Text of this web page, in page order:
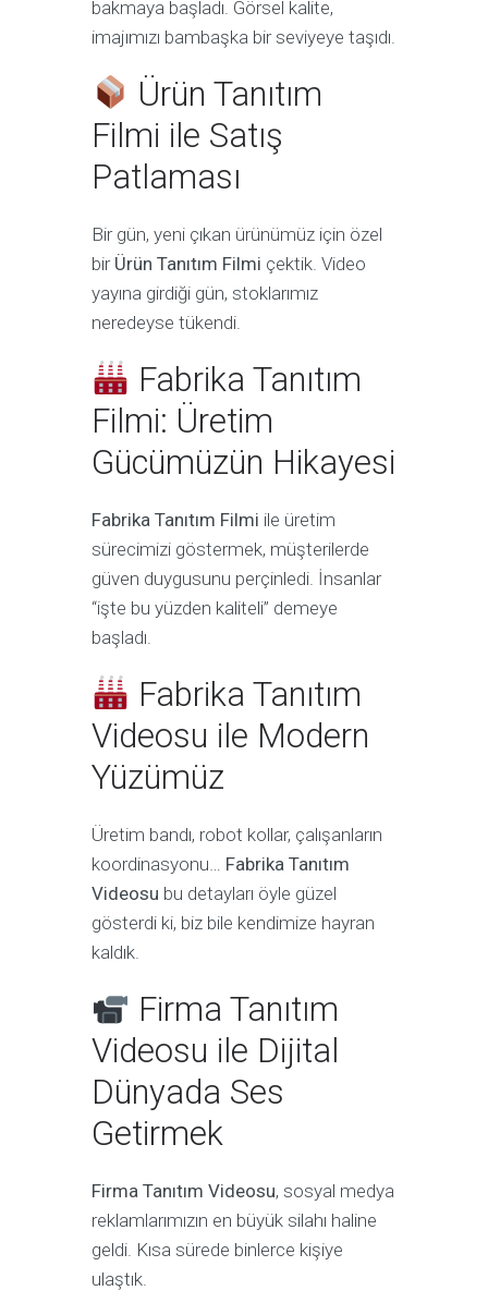
bakmaya başladı. Görsel kalite,
imajımızı bambaşka bir seviyeye taşıdı.
Ürün Tanıtım
Filmi ile Satış
Patlaması
Bir gün, yeni çıkan ürünümüz için özel
bir Ürün Tanıtım Filmi çektik. Video
yayına girdiği gün, stoklarımız
neredeyse tükendi.
Fabrika Tanıtım
Filmi: Üretim
Gücümüzün Hikayesi
Fabrika Tanıtım Filmi ile üretim
sürecimizi göstermek, müşterilerde
güven duygusunu perçinledi. İnsanlar
“işte bu yüzden kaliteli” demeye
başladı.
Fabrika Tanıtım
Videosu ile Modern
Yüzümüz
Üretim bandı, robot kollar, çalışanların
koordinasyonu… Fabrika Tanıtım
Videosu bu detayları öyle güzel
gösterdi ki, biz bile kendimize hayran
kaldık.
Firma Tanıtım
Videosu ile Dijital
Dünyada Ses
Getirmek
Firma Tanıtım Videosu, sosyal medya
reklamlarımızın en büyük silahı haline
geldi. Kısa sürede binlerce kişiye
ulaştık.